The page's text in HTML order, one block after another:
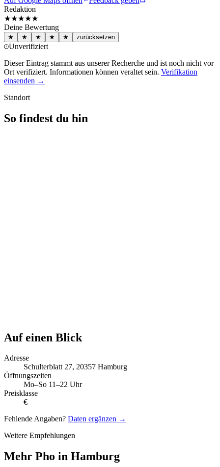
Redaktion
★★★★★
Deine Bewertung
★ ★ ★ ★ ★ zurücksetzen
Unverifiziert
Dieser Eintrag stammt aus unserer Recherche und ist noch nicht vor
Ort verifiziert. Informationen können veraltet sein. Verifikation
einsenden →
Standort
So findest du hin
Auf einen Blick
Adresse
Schulterblatt 27, 20357 Hamburg
Öffnungszeiten
Mo–So 11–22 Uhr
Preisklasse
€
Fehlende Angaben? Daten ergänzen →
Weitere Empfehlungen
Mehr Pho in Hamburg